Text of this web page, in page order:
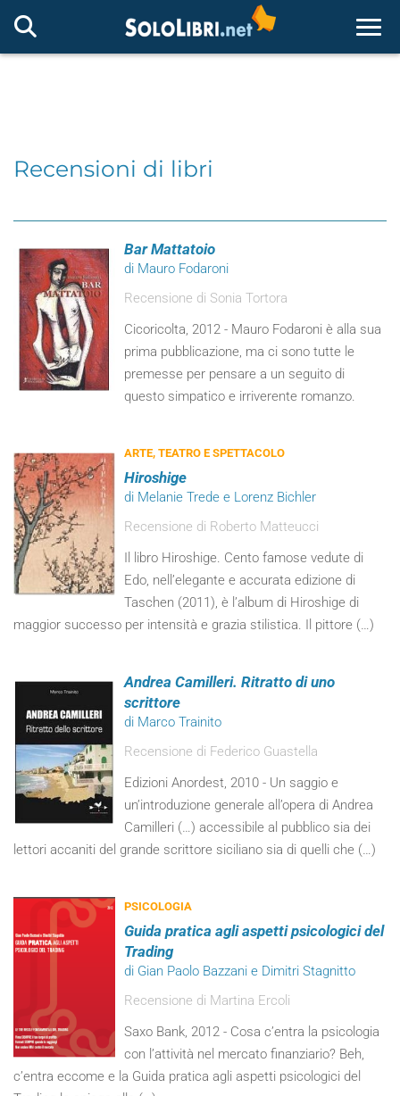
Recensioni di libri
Bar Mattatoio
di Mauro Fodaroni
Recensione di Sonia Tortora
Cicoricolta, 2012 - Mauro Fodaroni è alla sua
prima pubblicazione, ma ci sono tutte le
premesse per pensare a un seguito di
questo simpatico e irriverente romanzo.
ARTE, TEATRO E SPETTACOLO
Hiroshige
di Melanie Trede e Lorenz Bichler
Recensione di Roberto Matteucci
Il libro Hiroshige. Cento famose vedute di
Edo, nell’elegante e accurata edizione di
Taschen (2011), è l’album di Hiroshige di
maggior successo per intensità e grazia stilistica. Il pittore (…)
Andrea Camilleri. Ritratto di uno
scrittore
di Marco Trainito
Recensione di Federico Guastella
Edizioni Anordest, 2010 - Un saggio e
un’introduzione generale all’opera di Andrea
Camilleri (…) accessibile al pubblico sia dei
lettori accaniti del grande scrittore siciliano sia di quelli che (…)
PSICOLOGIA
Guida pratica agli aspetti psicologici del
Trading
di Gian Paolo Bazzani e Dimitri Stagnitto
Recensione di Martina Ercoli
Saxo Bank, 2012 - Cosa c’entra la psicologia
con l’attività nel mercato finanziario? Beh,
c’entra eccome e la Guida pratica agli aspetti psicologici del